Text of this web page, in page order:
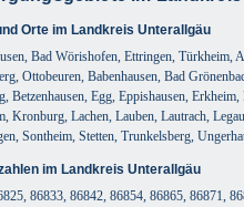
Orte im Landkreis Unterallgäu
Bad Wörishofen, Ettringen, Türkheim,
Ottobeuren, Babenhausen, Bad
Betzenhausen, Egg, Eppishausen,
Kronburg, Lachen, Lauben, Lautrach,
Sontheim, Stetten, Trunkelsberg,
im Landkreis Unterallgäu
86833, 86842, 86854, 86865, 86871,